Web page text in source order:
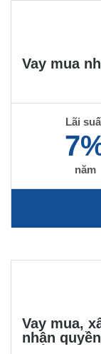
Vay mua
Lãi
năm
Vay mua,
nhận